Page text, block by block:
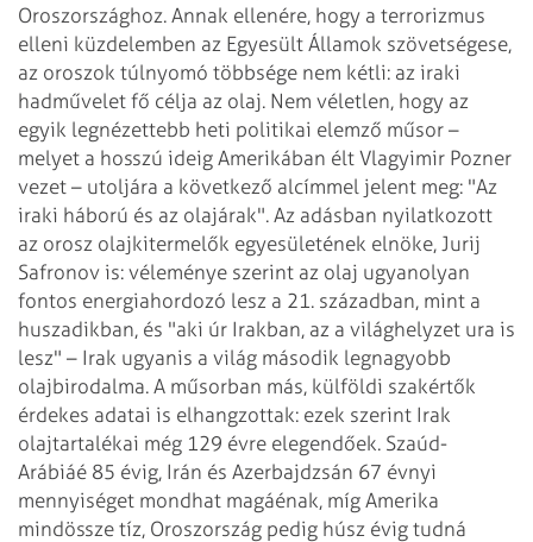
Oroszországhoz. Annak ellenére, hogy a terrorizmus
elleni küzdelemben az Egyesült Államok szövetségese,
az oroszok túlnyomó többsége nem kétli: az iraki
hadművelet fő célja az olaj. Nem véletlen, hogy az
egyik legnézettebb heti politikai elemző műsor –
melyet a hosszú ideig Amerikában élt Vlagyimir Pozner
vezet – utoljára a következő alcímmel jelent meg: "Az
iraki háború és az olajárak". Az adásban nyilatkozott
az orosz olajkitermelők egyesületének elnöke, Jurij
Safronov is: véleménye szerint az olaj ugyanolyan
fontos energiahordozó lesz a 21. században, mint a
huszadikban, és "aki úr Irakban, az a világhelyzet ura is
lesz" – Irak ugyanis a világ második legnagyobb
olajbirodalma. A műsorban más, külföldi szakértők
érdekes adatai is elhangzottak: ezek szerint Irak
olajtartalékai még 129 évre elegendőek. Szaúd-
Arábiáé 85 évig, Irán és Azerbajdzsán 67 évnyi
mennyiséget mondhat magáénak, míg Amerika
mindössze tíz, Oroszország pedig húsz évig tudná